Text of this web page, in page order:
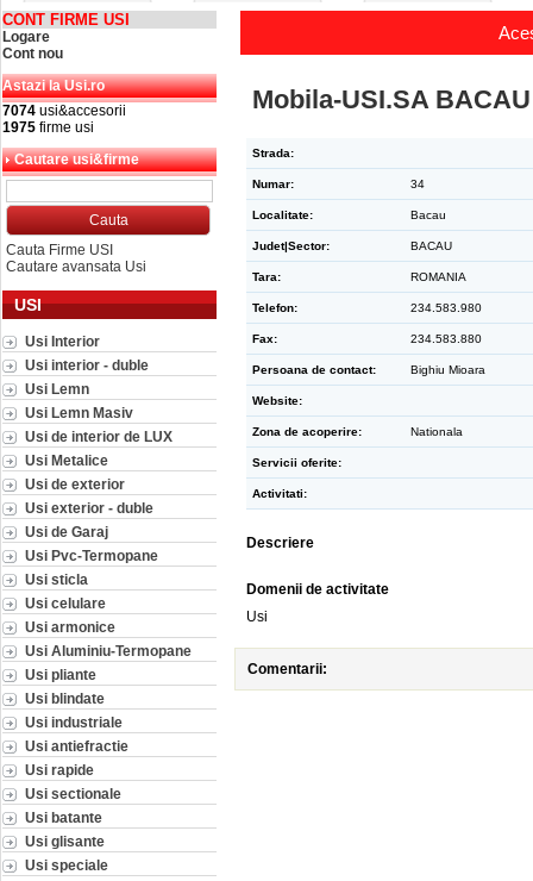
CONT FIRME USI
Logare
Cont nou
Astazi la Usi.ro
7074 usi&accesorii
1975 firme usi
Cautare usi&firme
Cauta Firme USI
Cautare avansata Usi
USI
Usi Interior
Usi interior - duble
Usi Lemn
Usi Lemn Masiv
Usi de interior de LUX
Usi Metalice
Usi de exterior
Usi exterior - duble
Usi de Garaj
Usi Pvc-Termopane
Usi sticla
Usi celulare
Usi armonice
Usi Aluminiu-Termopane
Usi pliante
Usi blindate
Usi industriale
Usi antiefractie
Usi rapide
Usi sectionale
Usi batante
Usi glisante
Usi speciale
Mobila-USI.SA BACAU
Strada:
Numar: 34
Localitate: Bacau
Judet|Sector: BACAU
Tara: ROMANIA
Telefon: 234.583.980
Fax: 234.583.880
Persoana de contact: Bighiu Mioara
Website:
Zona de acoperire: Nationala
Servicii oferite:
Activitati:
Descriere
Domenii de activitate
Usi
Comentarii: